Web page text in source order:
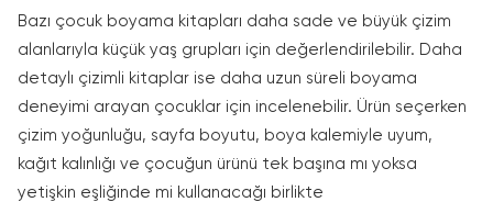
Bazı çocuk boyama kitapları daha sade ve büyük çizim
alanlarıyla küçük yaş grupları için değerlendirilebilir. Daha
detaylı çizimli kitaplar ise daha uzun süreli boyama
deneyimi arayan çocuklar için incelenebilir. Ürün seçerken
çizim yoğunluğu, sayfa boyutu, boya kalemiyle uyum,
kağıt kalınlığı ve çocuğun ürünü tek başına mı yoksa
yetişkin eşliğinde mi kullanacağı birlikte